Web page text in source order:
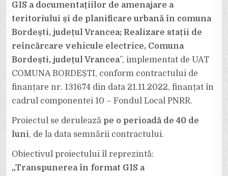
URBANĂ
COMUNA
BORDEȘTI,
REALIZARE
STAȚII
DE
REÎNCĂRCARE
ELECTRICE,
COMUNA
BORDEȘTI,
JUDEȚUL
GIS a documentațiilor de amenajare a
teritoriului și de planificare urbană în comuna
Bordești, județul Vrancea; Realizare stații de
reîncărcare vehicule electrice, Comuna
Bordești, județul Vrancea”, implementat de UAT
COMUNA BORDEȘTI, conform contractului de
finanțare nr. 131674 din data 21.11.2022, finanțat în
cadrul componentei 10 – Fondul Local PNRR.
Proiectul se derulează pe o perioadă de 40 de
luni, de la data semnării contractului.
Obiectivul proiectului îl reprezintă:
„Transpunerea în format GIS a